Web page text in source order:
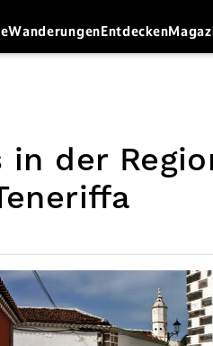
WanderungenEntdecken
der